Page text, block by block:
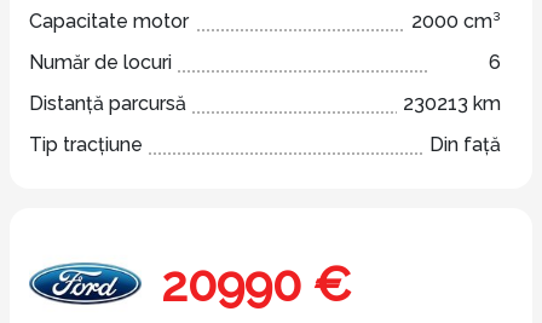
Capacitate motor
2000 cm³
Număr de locuri
6
Distanță parcursă
230213 km
Tip tracțiune
Din față
20990 €